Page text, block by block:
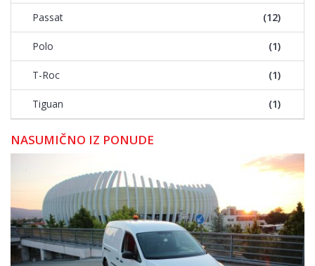
Passat (12)
Polo (1)
T-Roc (1)
Tiguan (1)
NASUMIČNO IZ PONUDE